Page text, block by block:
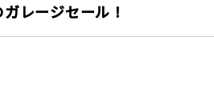
レージセール！